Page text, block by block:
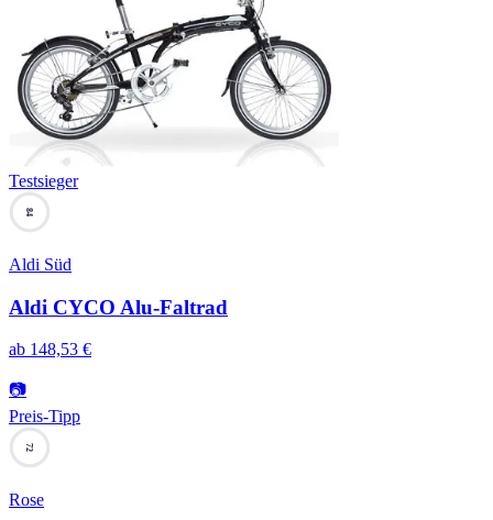
Testsieger
84
Aldi Süd
Aldi CYCO Alu-Faltrad
ab 148,53 €
📷
Preis-Tipp
72
Rose